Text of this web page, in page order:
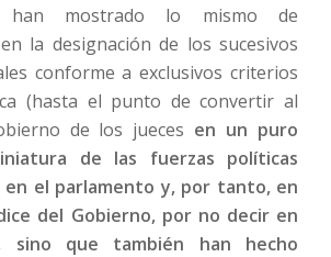
mostrado lo mismo de
la designación de los sucesivos
conforme a exclusivos criterios
(hasta el punto de convertir al
de los jueces en un puro
de las fuerzas políticas
en el parlamento y, por tanto, en
del Gobierno, por no decir en
sino que también han hecho